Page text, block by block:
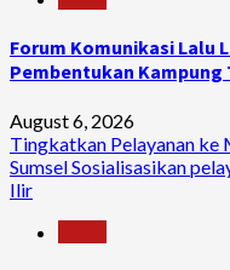
Forum Komunikasi Lalu
Pembentukan Kampung
August 6, 2026
Tingkatkan Pelayanan ke
Sumsel Sosialisasikan
Ilir